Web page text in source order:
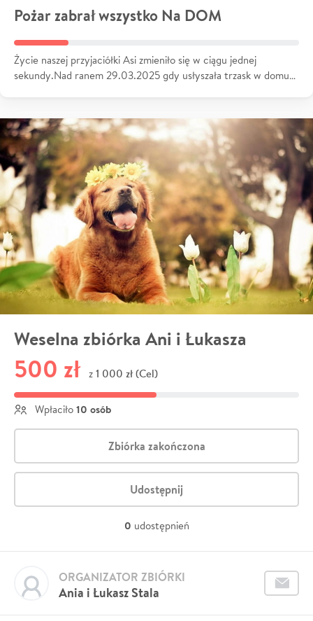
Pożar zabrał wszystko Na DOM
Życie naszej przyjaciółki Asi zmieniło się w ciągu jednej
sekundy.Nad ranem 29.03.2025 gdy usłyszała trzask w domu…
Weselna zbiórka Ani i Łukasza
500 zł z 1 000 zł (Cel)
Wpłaciło 10 osób
Zbiórka zakończona
Udostępnij
0 udostępnień
Ania i Łukasz Stala
ORGANIZATOR ZBIÓRKI